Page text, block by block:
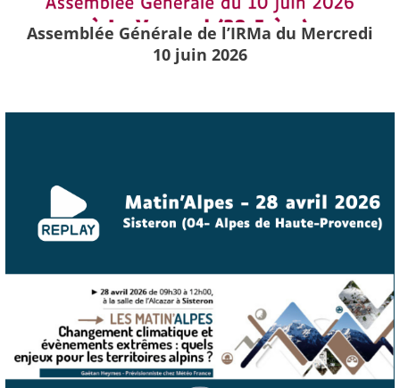
Assemblée Générale de l’IRMa du Mercredi
10 juin 2026